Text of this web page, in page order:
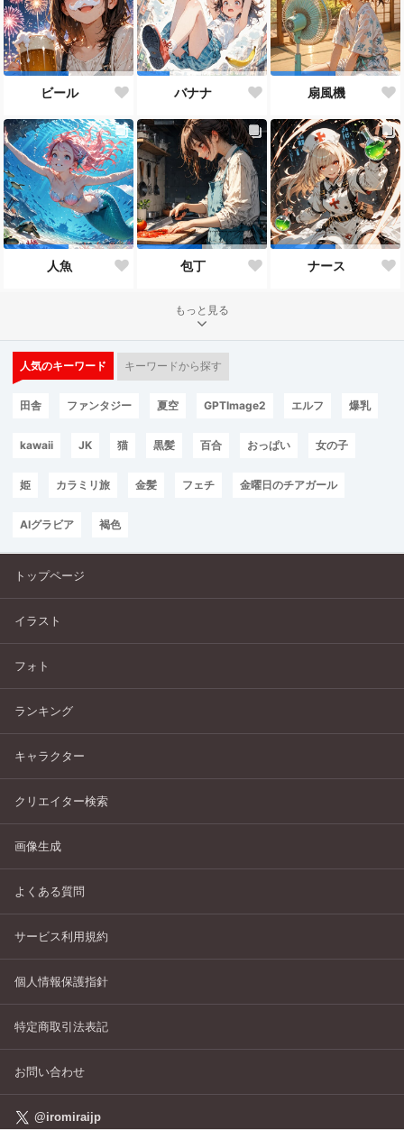
ビール バナナ 扇風機
人魚 包丁 ナース
もっと見る
人気のキーワード キーワードから探す
田舎 ファンタジー 夏空 GPTImage2 エルフ 爆乳
kawaii JK 猫 黒髪 百合 おっぱい 女の子
姫 カラミリ旅 金髪 フェチ 金曜日のチアガール
AIグラビア 褐色
トップページ
イラスト
フォト
ランキング
キャラクター
クリエイター検索
画像生成
よくある質問
サービス利用規約
個人情報保護指針
特定商取引法表記
お問い合わせ
@iromiraijp